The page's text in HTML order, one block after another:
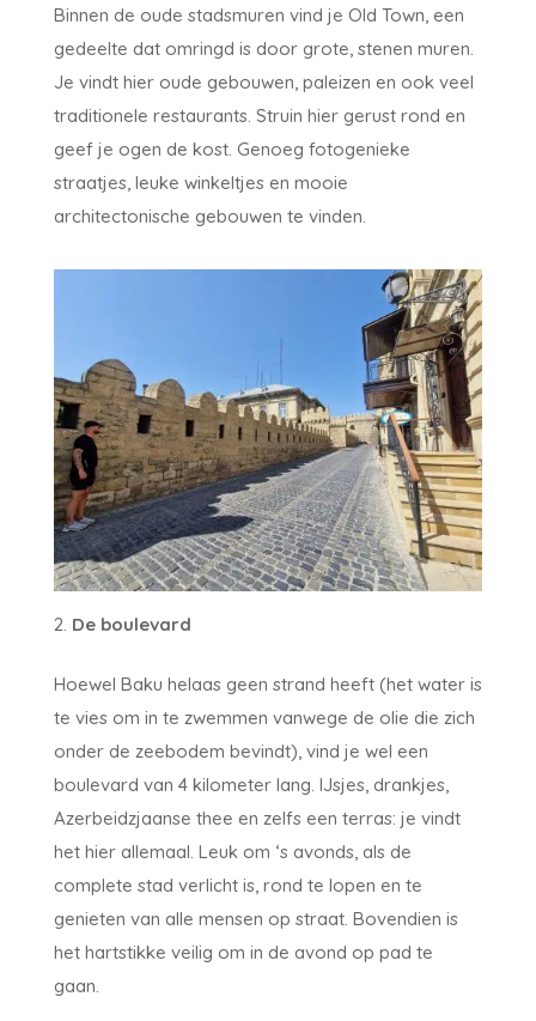
Binnen de oude stadsmuren vind je Old Town, een
gedeelte dat omringd is door grote, stenen muren.
Je vindt hier oude gebouwen, paleizen en ook veel
traditionele restaurants. Struin hier gerust rond en
geef je ogen de kost. Genoeg fotogenieke
straatjes, leuke winkeltjes en mooie
architectonische gebouwen te vinden.
De boulevard
Hoewel Baku helaas geen strand heeft (het water is
te vies om in te zwemmen vanwege de olie die zich
onder de zeebodem bevindt), vind je wel een
boulevard van 4 kilometer lang. IJsjes, drankjes,
Azerbeidzjaanse thee en zelfs een terras: je vindt
het hier allemaal. Leuk om ‘s avonds, als de
complete stad verlicht is, rond te lopen en te
genieten van alle mensen op straat. Bovendien is
het hartstikke veilig om in de avond op pad te
gaan.